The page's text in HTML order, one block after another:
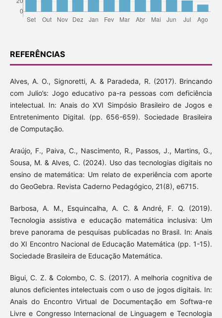
REFERÊNCIAS
Alves, A. O., Signoretti, A. & Paradeda, R. (2017). Brincando
com Julio’s: Jogo educativo pa-ra pessoas com deficiência
intelectual. In: Anais do XVI Simpósio Brasileiro de Jogos e
Entretenimento Digital. (pp. 656-659). Sociedade Brasileira
de Computação.
Araújo, F., Paiva, C., Nascimento, R., Passos, J., Martins, G.,
Sousa, M. & Alves, C. (2024). Uso das tecnologias digitais no
ensino de matemática: Um relato de experiência com aporte
do GeoGebra. Revista Caderno Pedagógico, 21(8), e6715.
Barbosa, A. M., Esquincalha, A. C. & André, F. Q. (2019).
Tecnologia assistiva e educação matemática inclusiva: Um
breve panorama de pesquisas publicadas no Brasil. In: Anais
do XI Encontro Nacional de Educação Matemática (pp. 1-15).
Sociedade Brasileira de Educação Matemática.
Bigui, C. Z. & Colombo, C. S. (2017). A melhoria cognitiva de
alunos deficientes intelectuais com o uso de jogos digitais. In:
Anais do Encontro Virtual de Documentação em Softwa-re
Livre e Congresso Internacional de Linguagem e Tecnologia